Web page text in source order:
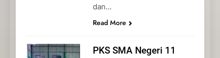
dan…
Read More
PKS SMA Negeri 11